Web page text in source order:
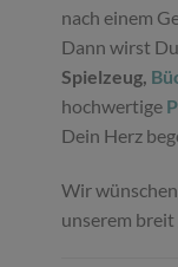
nach einem
Dann wirst
Spielzeug,
hochwertige
Dein Herz
Wir
unserem